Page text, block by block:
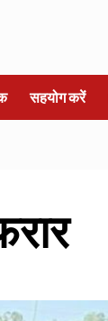
सहयोग करें